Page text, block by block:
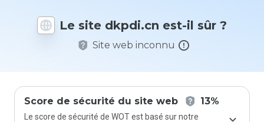
Le site dkpdi.cn est-il sûr ?
Site web inconnu
Score de sécurité du site web 13%
Le score de sécurité de WOT est basé sur notre